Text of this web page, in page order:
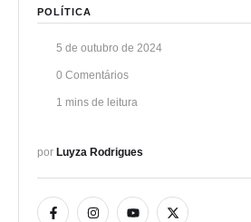
POLÍTICA
5 de outubro de 2024
0 Comentários
1 mins de leitura
por Luyza Rodrigues